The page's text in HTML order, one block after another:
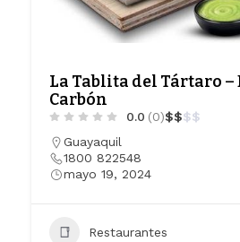
La Tablita del Tártaro –
Carbón
0.0 (0)$$$$
Guayaquil
1800 822548
mayo 19, 2024
Restaurantes